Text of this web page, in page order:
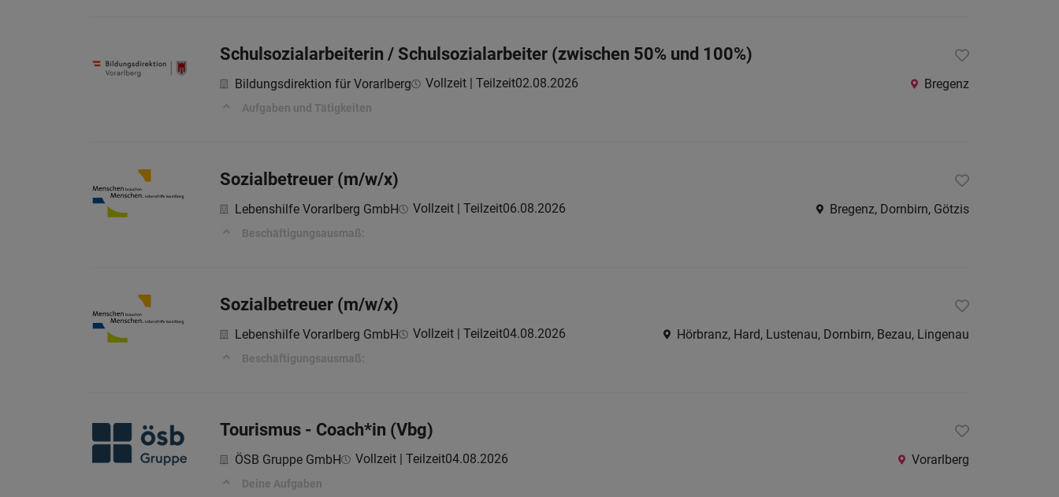
Schulsozialarbeiterin / Schulsozialarbeiter (zwischen 50% und 100%)
Bildungsdirektion für Vorarlberg Vollzeit | Teilzeit02.08.2026 Bregenz
Aufgaben und Tätigkeiten
Sozialbetreuer (m/w/x)
Lebenshilfe Vorarlberg GmbH Vollzeit | Teilzeit06.08.2026 Bregenz, Dornbirn, Götzis
Beschäftigungsausmaß:
Sozialbetreuer (m/w/x)
Lebenshilfe Vorarlberg GmbH Vollzeit | Teilzeit04.08.2026 Hörbranz, Hard, Lustenau, Dornbirn, Bezau, Lingenau
Beschäftigungsausmaß:
Tourismus - Coach*in (Vbg)
ÖSB Gruppe GmbH Vollzeit | Teilzeit04.08.2026 Vorarlberg
Deine Aufgaben